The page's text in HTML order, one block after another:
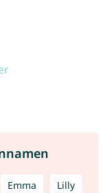
Emma Lilly